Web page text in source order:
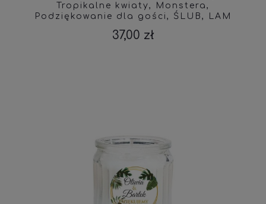
Tropikalne kwiaty, Monstera,
Podziękowanie dla gości, ŚLUB, LAM
37,00 zł